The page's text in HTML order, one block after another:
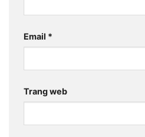
Email *
Trang web